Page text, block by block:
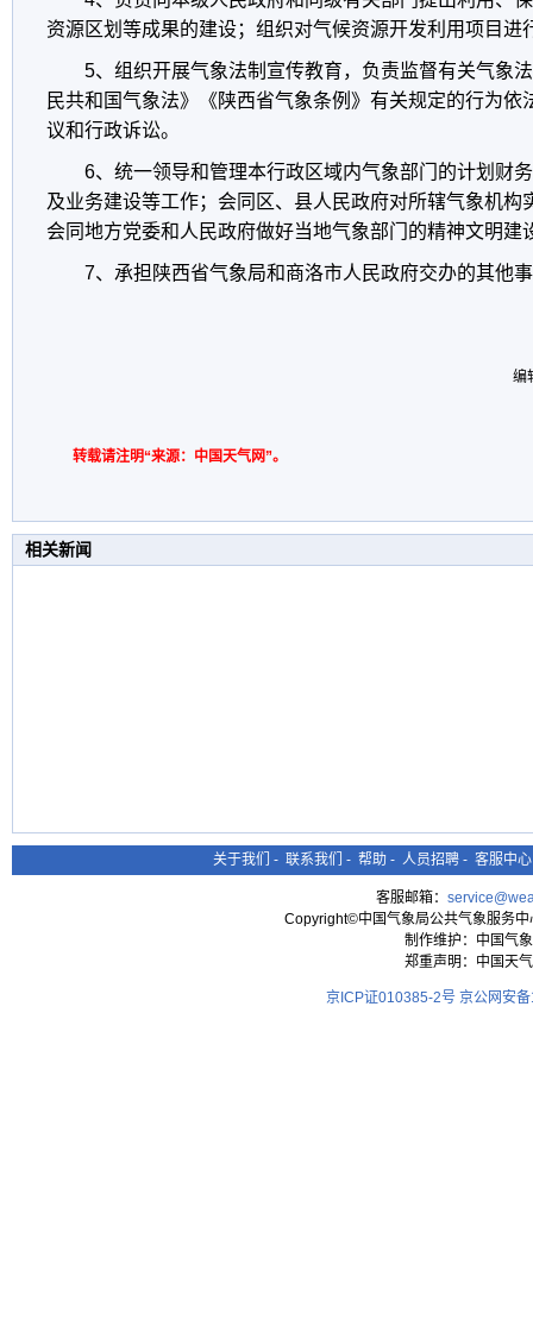
资源区划等成果的建设；组织对气候资源开发利用项目进
5、组织开展气象法制宣传教育，负责监督有关气象
民共和国气象法》《陕西省气象条例》有关规定的行为依
议和行政诉讼。
6、统一领导和管理本行政区域内气象部门的计划财
及业务建设等工作；会同区、县人民政府对所辖气象机构
会同地方党委和人民政府做好当地气象部门的精神文明建
7、承担陕西省气象局和商洛市人民政府交办的其他
编
转载请注明“来源：中国天气网”。
相关新闻
关于我们 - 联系我们 - 帮助 - 人员招聘 - 客服中心
客服邮箱：
Copyright©中国气象局公共气象服务
制作维护：中国气
郑重声明：中国天
京ICP证010385-2号 京公网安